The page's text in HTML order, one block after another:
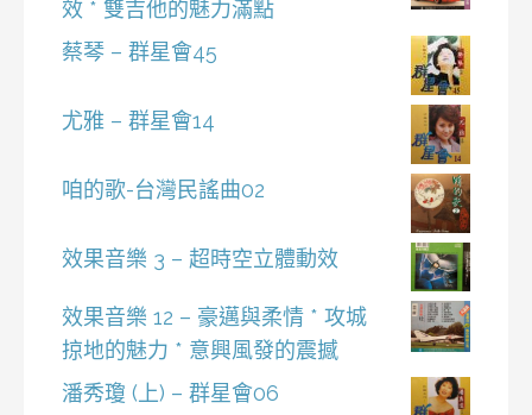
效 * 雙吉他的魅力滿點
蔡琴 – 群星會45
尤雅 – 群星會14
咱的歌-台灣民謠曲02
效果音樂 3 – 超時空立體動效
效果音樂 12 – 豪邁與柔情 * 攻城
掠地的魅力 * 意興風發的震撼
潘秀瓊 (上) – 群星會06